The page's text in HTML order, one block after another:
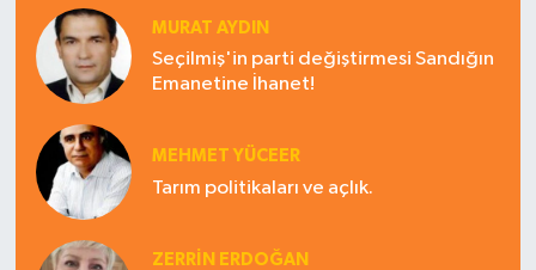
MURAT AYDIN
Seçilmiş'in parti değiştirmesi Sandığın
Emanetine İhanet!
MEHMET YÜCEER
Tarım politikaları ve açlık.
ZERRIN ERDOĞAN